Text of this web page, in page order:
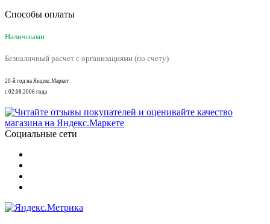
Способы оплаты
Наличными
Безналичный расчет с организациями (по счету)
20-й год на Яндекс.Маркет
с 02.08.2006 года
Социальные сети